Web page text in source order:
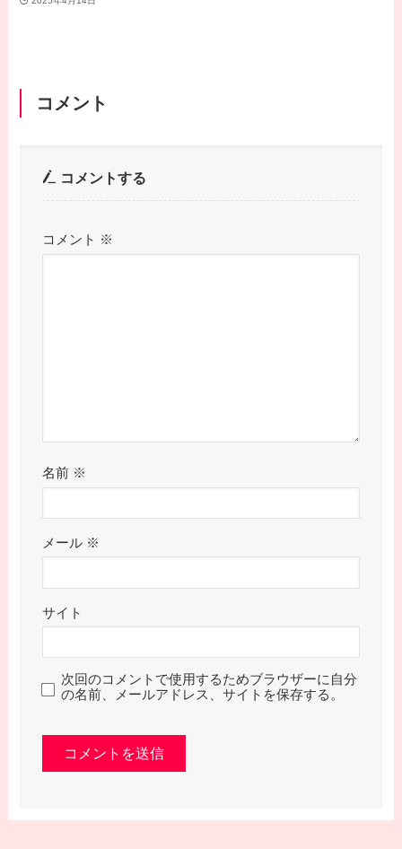
コメント
コメントする
コメント ※
名前 ※
メール ※
サイト
次回のコメントで使用するためブラウザーに自分
の名前、メールアドレス、サイトを保存する。